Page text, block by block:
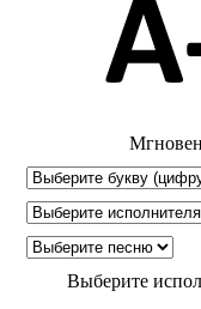
Выберите